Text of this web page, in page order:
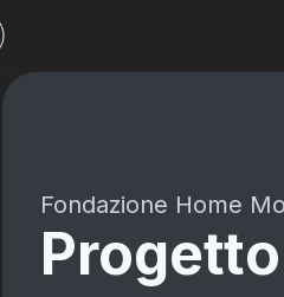
Fondazione Home